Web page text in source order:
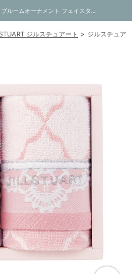
ジルスチュアート ジルスチュア